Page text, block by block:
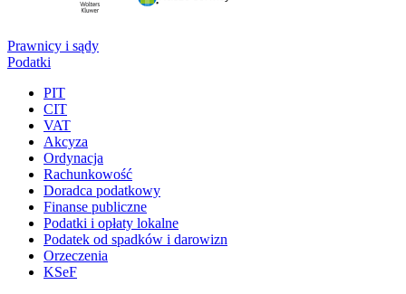
Prawnicy i sądy
Podatki
PIT
CIT
VAT
Akcyza
Ordynacja
Rachunkowość
Doradca podatkowy
Finanse publiczne
Podatki i opłaty lokalne
Podatek od spadków i darowizn
Orzeczenia
KSeF